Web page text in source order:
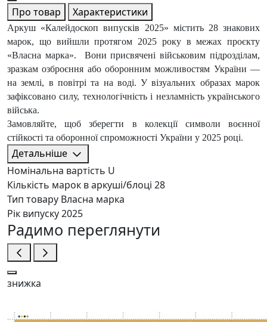
Про товар Характеристики
Аркуш «Калейдоскоп випусків 2025» містить 28 знакових
марок, що вийшли протягом 2025 року в межах проєкту
«Власна марка». Вони присвячені військовим підрозділам,
зразкам озброєння або оборонним можливостям України —
на землі, в повітрі та на воді. У візуальних образах марок
зафіксовано силу, технологічність і незламність українського
війська.
Замовляйте, щоб зберегти в колекції символи воєнної
стійкості та оборонної спроможності України у 2025 році.
Детальніше
Номінальна вартість U
Кількість марок в аркуші/блоці 28
Тип товару Власна марка
Рік випуску2025
Радимо переглянути
знижка